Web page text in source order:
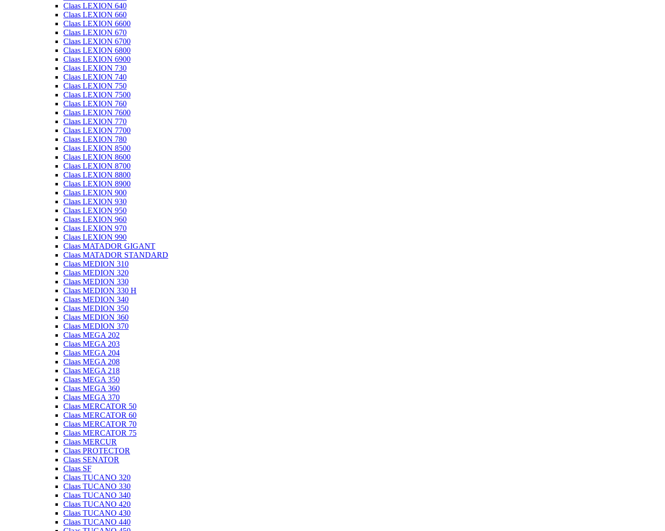
Claas LEXION 640
Claas LEXION 660
Claas LEXION 6600
Claas LEXION 670
Claas LEXION 6700
Claas LEXION 6800
Claas LEXION 6900
Claas LEXION 730
Claas LEXION 740
Claas LEXION 750
Claas LEXION 7500
Claas LEXION 760
Claas LEXION 7600
Claas LEXION 770
Claas LEXION 7700
Claas LEXION 780
Claas LEXION 8500
Claas LEXION 8600
Claas LEXION 8700
Claas LEXION 8800
Claas LEXION 8900
Claas LEXION 900
Claas LEXION 930
Claas LEXION 950
Claas LEXION 960
Claas LEXION 970
Claas LEXION 990
Claas MATADOR GIGANT
Claas MATADOR STANDARD
Claas MEDION 310
Claas MEDION 320
Claas MEDION 330
Claas MEDION 330 H
Claas MEDION 340
Claas MEDION 350
Claas MEDION 360
Claas MEDION 370
Claas MEGA 202
Claas MEGA 203
Claas MEGA 204
Claas MEGA 208
Claas MEGA 218
Claas MEGA 350
Claas MEGA 360
Claas MEGA 370
Claas MERCATOR 50
Claas MERCATOR 60
Claas MERCATOR 70
Claas MERCATOR 75
Claas MERCUR
Claas PROTECTOR
Claas SENATOR
Claas SF
Claas TUCANO 320
Claas TUCANO 330
Claas TUCANO 340
Claas TUCANO 420
Claas TUCANO 430
Claas TUCANO 440